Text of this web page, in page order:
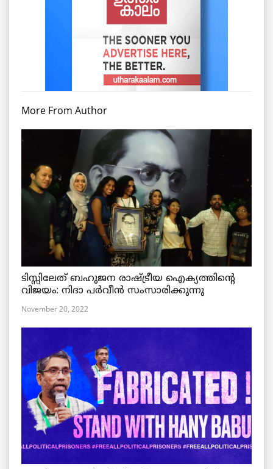
More From Author
ടിസ്സിലേത് ബഹുജന രാഷ്ട്രീയ ഐക്യത്തിന്റെ
വിജയം: നിദാ പർവീൻ സംസാരിക്കുന്നു
November 20, 2022